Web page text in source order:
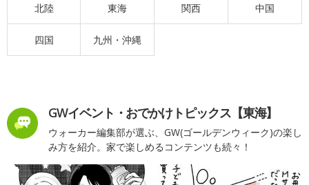
北陸 東海 関西 中国
四国 九州・沖縄
GWイベント・おでかけトピックス【東海】
ウォーカー編集部が選ぶ、GW(ゴールデンウィーク)の楽し
み方を紹介。家で楽しめるコンテンツも続々！